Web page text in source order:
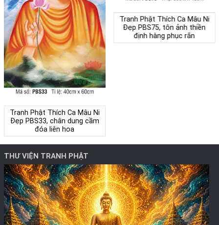
Tranh Phật Thích Ca Mâu Ni
Đẹp PBS75, tôn ảnh thiền
định hàng phục rắn
Tranh Phật Thích Ca Mâu Ni
Đẹp PBS33, chân dung cầm
đóa liên hoa
THƯ VIỆN TRANH PHẬT